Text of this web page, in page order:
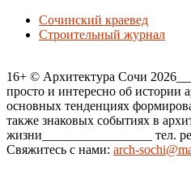
Сочинский краевед
Строительный журнал
16+ © Архитектура Сочи
просто и интересно об истории
основных тенденциях
также знаковых событиях в
жизни_________________ тел.
Свяжитесь с нами: arch-